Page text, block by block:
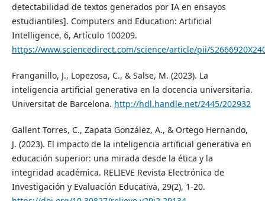
detectabilidad de textos generados por IA en ensayos
estudiantiles]. Computers and Education: Artificial
Intelligence, 6, Artículo 100209.
https://www.sciencedirect.com/science/article/pii/
Franganillo, J., Lopezosa, C., & Salse, M. (2023). La
inteligencia artificial generativa en la docencia universitaria.
Universitat de Barcelona. http://hdl.handle.net/2445/202932
Gallent Torres, C., Zapata González, A., & Ortego Hernando,
J. (2023). El impacto de la inteligencia artificial generativa en
educación superior: una mirada desde la ética y la
integridad académica. RELIEVE Revista Electrónica de
Investigación y Evaluación Educativa, 29(2), 1-20.